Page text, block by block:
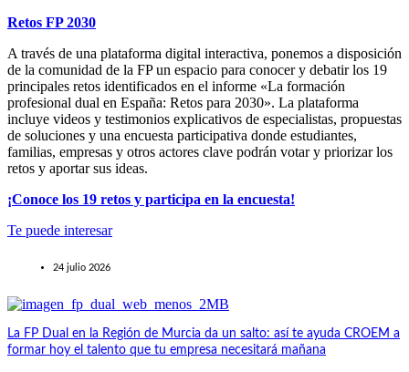
Retos FP 2030
A través de una plataforma digital interactiva, ponemos a disposición
de la comunidad de la FP un espacio para conocer y debatir los 19
principales retos identificados en el informe «La formación
profesional dual en España: Retos para 2030». La plataforma
incluye videos y testimonios explicativos de especialistas, propuestas
de soluciones y una encuesta participativa donde estudiantes,
familias, empresas y otros actores clave podrán votar y priorizar los
retos y aportar sus ideas.
¡Conoce los 19 retos y participa en la encuesta!
Te puede interesar
24 julio 2026
La FP Dual en la Región de Murcia da un salto: así te ayuda CROEM a
formar hoy el talento que tu empresa necesitará mañana